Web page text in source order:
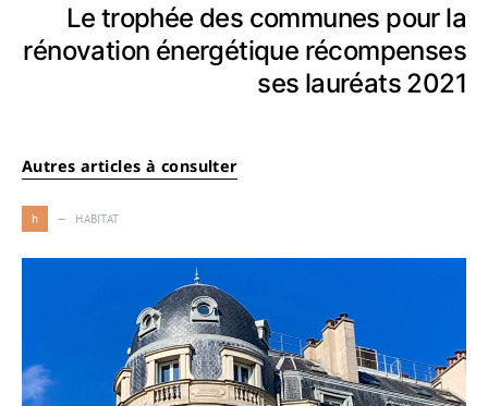
Le trophée des communes pour la
rénovation énergétique récompenses
ses lauréats 2021
Autres articles à consulter
h HABITAT